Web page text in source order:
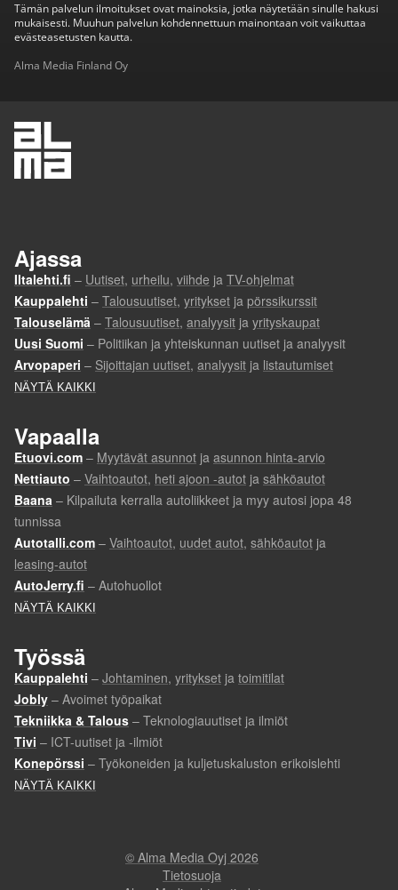
Tämän palvelun ilmoitukset ovat mainoksia, jotka näytetään sinulle hakusi
mukaisesti. Muuhun palvelun kohdennettuun mainontaan voit vaikuttaa
evästeasetusten kautta.
Alma Media Finland Oy